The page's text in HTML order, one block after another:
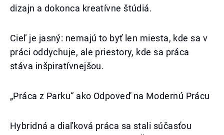
dizajn a dokonca kreatívne štúdiá.
Cieľ je jasný: nemajú to byť len miesta, kde sa v
práci oddychuje, ale priestory, kde sa práca
stáva inšpiratívnejšou.
„Práca z Parku“ ako Odpoveď na Modernú Prácu
Hybridná a diaľková práca sa stali súčasťou